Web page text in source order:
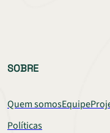
SOBRE
Quem somosEquipe
Políticas